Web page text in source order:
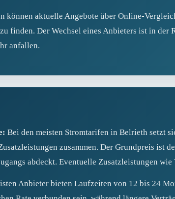
können aktuelle Angebote über
finden. Der Wechsel eines Anbieters ist in
anfallen.
Bei den meisten Stromtarifen in Belrieth setzt
zusammen. Der Grundpreis ist
abdeckt. Eventuelle Zusatzleistungen
Anbieter bieten Laufzeiten von 12 bis 24